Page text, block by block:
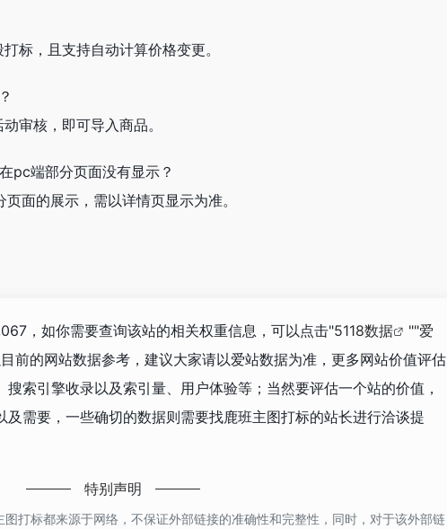
标，且支持自动计算价格变更。
审核，即可导入商品。
pc端部分页面没有显示？
面的展示，需以详情页显示为准。
，如你需要查询该站的相关权重信息，可以点击"5118数据 ""爱
前的网站数据参考，建议大家请以爱站数据为准，更多网站价值评估
索引擎收录以及索引量、用户体验等；当然要评估一个站的价值，
需要，一些确切的数据则需要找鹿班主图打标的站长进行洽谈提
特别声明
打标都来源于网络，不保证外部链接的准确性和完整性，同时，对于该外部链